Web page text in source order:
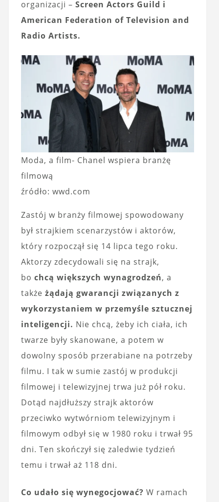
organizacji – Screen Actors Guild i
American Federation of Television and
Radio Artists.
Moda, a film- Chanel wspiera branżę
filmową
źródło: wwd.com
Zastój w branży filmowej spowodowany
był strajkiem scenarzystów i aktorów,
który rozpoczął się 14 lipca tego roku.
Aktorzy zdecydowali się na strajk,
bo chcą większych wynagrodzeń, a
także żądają gwarancji związanych z
wykorzystaniem w przemyśle sztucznej
inteligencji. Nie chcą, żeby ich ciała, ich
twarze były skanowane, a potem w
dowolny sposób przerabiane na potrzeby
filmu. I tak w sumie zastój w produkcji
filmowej i telewizyjnej trwa już pół roku.
Dotąd najdłuższy strajk aktorów
przeciwko wytwórniom telewizyjnym i
filmowym odbył się w 1980 roku i trwał 95
dni. Ten skończył się zaledwie tydzień
temu i trwał aż 118 dni.
Co udało się wynegocjować? W ramach